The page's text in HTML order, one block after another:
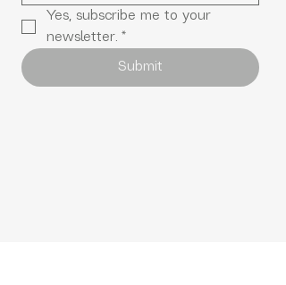
Yes, subscribe me to your
newsletter. *
Submit